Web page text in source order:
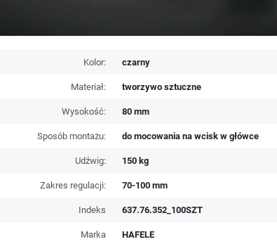
Kolor: czarny
Materiał: tworzywo sztuczne
Wysokość: 80 mm
Sposób montażu: do mocowania na wcisk w główce
Udźwig: 150 kg
Zakres regulacji: 70-100 mm
Indeks 637.76.352_100SZT
Marka HAFELE